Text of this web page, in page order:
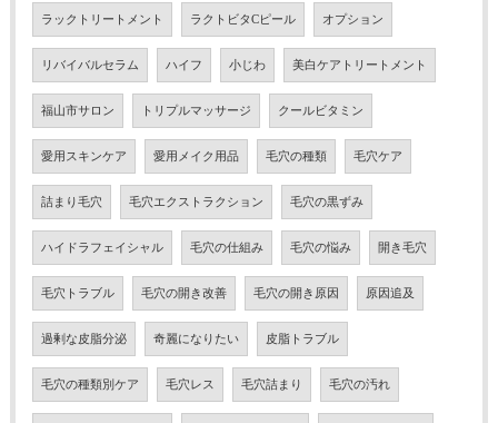
ラックトリートメント ラクトビタCピール オプション
リバイバルセラム ハイフ 小じわ 美白ケアトリートメント
福山市サロン トリプルマッサージ クールビタミン
愛用スキンケア 愛用メイク用品 毛穴の種類 毛穴ケア
詰まり毛穴 毛穴エクストラクション 毛穴の黒ずみ
ハイドラフェイシャル 毛穴の仕組み 毛穴の悩み 開き毛穴
毛穴トラブル 毛穴の開き改善 毛穴の開き原因 原因追及
過剰な皮脂分泌 奇麗になりたい 皮脂トラブル
毛穴の種類別ケア 毛穴レス 毛穴詰まり 毛穴の汚れ